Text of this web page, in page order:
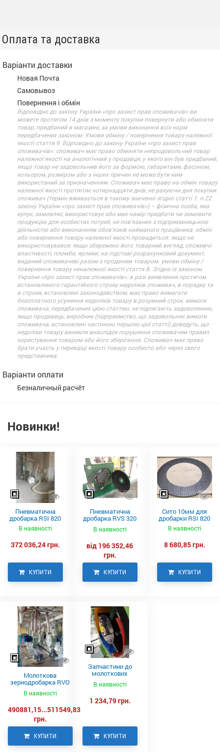
Оплата та доставка
Варіанти доставки
Новая Почта
Самовывоз
Повернення і обмін
Відповідно до закону України «про захист прав споживачів» ви
можете протягом 14 днів з моменту покупки повернути або обміняти
товар, придбаний в магазині, за умови виконання всіх норм
передбачених законом. Умови обміну / повернення товару належної
якості стаття 9. Відповідно до закону України «про захист прав
споживачів»: споживач має право обміняти непродовольчий товар
належної якості на аналогічний у продавця, у якого він був придбаний,
якщо товар не задовольнив його за формою, габаритами, фасоном,
кольором, розміром або з інших причин не може бути ним
використаний за призначенням. Споживач має право на обмін товару
належної якості протягом чотирнадцяти днів, не рахуючи дня покупки.
споживач (термін вживається в такому значенні згідно статті 1. п.22
закону України «про захист прав споживачів») – фізична особа, яка
купує, замовляє, використовує або має намір придбати чи замовити
продукцію для особистих потреб, не пов’язаних з підприємницькою
діяльністю або виконанням обов’язків найманого працівника. обмін
або повернення товару належної якості провадиться: якщо не
використовувався; якщо збережено його товарний вигляд, споживчі
властивості, пломби, ярлики; на підставі розрахунковий документ,
виданий споживачеві разом з проданим товаром. умови обміну /
повернення товару неналежної якості стаття 8. Згідно із законом
України «про захист прав споживачів»: в разі виявлення протягом
встановленого гарантійного строку недоліків споживач, в порядку та
в строки, встановлені законодавством, має право вимагати
безоплатного усунення недоліків товару в розумний строк. вимоги
споживача, передбачених цією статтею, не підлягають задоволенню,
якщо продавець, виробник (підприємство, що задовольняє вимоги
споживача, встановлені частиною першою цієї статті) доведуть, що
недоліки товару виникли внаслідок порушення споживачем правил
користування товаром або його зберігання. Споживач має право
брати участь у перевірці якості товару особисто або через свого
представника.
Варіанти оплати
Безналичный расчёт
Новинки!
Пневматична
дробарка RSI 820
В наявності
372 036,24 грн.
КУПИТИ
Пневматична
дробарка RVS 320
Neuero
В наявності
від 196 352,46
грн.
КУПИТИ
Сито 10мм для
дробарки RSI 820
В наявності
8 680,85 грн.
КУПИТИ
Молоткова
зернодробарка RVO
930 NEUERO
В наявності
490881,15...511549,83
грн.
КУПИТИ
Запчастини до
молоткових
дробарок RVO,
NEUERO
В наявності
1 234,79 грн.
КУПИТИ